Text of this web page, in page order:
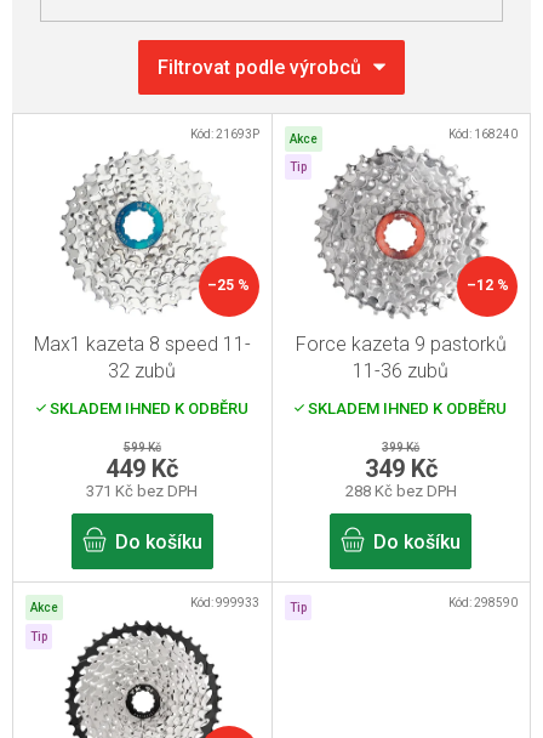
–25 %
Max1 kazeta 8 speed 11-
32 zubů
SKLADEM IHNED K ODBĚRU
599 Kč
371 Kč bez DPH
449 Kč
Do košíku
Kód:21693P Akce
Tip
–12 %
Force kazeta 9 pastorků
11-36 zubů
SKLADEM IHNED K ODBĚRU
399 Kč
288 Kč bez DPH
349 Kč
Do košíku
Kód: 168240
Akce
Tip
Kód:999933 Tip Kód:298590